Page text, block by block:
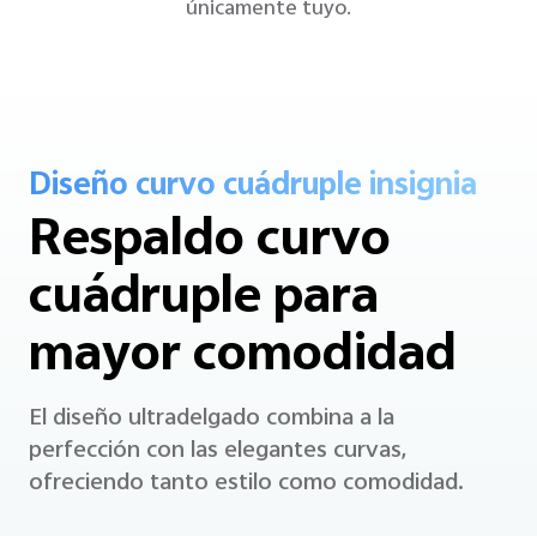
Diseño curvo cuádruple insignia
Respaldo curvo
cuádruple para
mayor comodidad
El diseño ultradelgado combina a la
perfección con las elegantes curvas,
ofreciendo tanto estilo como comodidad.